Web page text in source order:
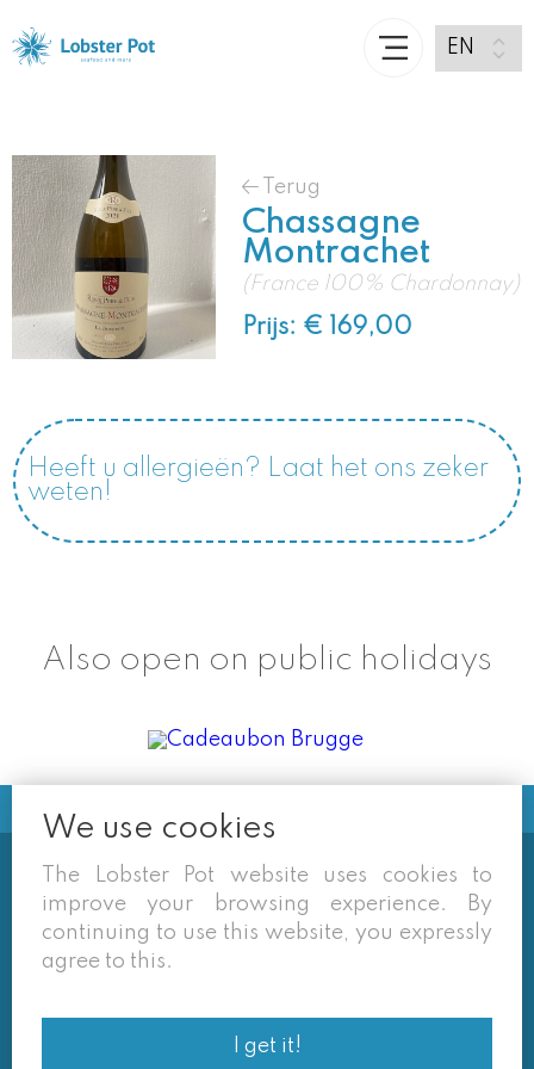
Terug
Chassagne
Montrachet
(France 100% Chardonnay)
Prijs: € 169,00
Heeft u allergieën? Laat het ons zeker
weten!
Also open on public holidays
Soms vermelden derden sites
(google/overzichtssites) een tarief dat niet meer
van toepassing is. Enkel de prijzen op onze eigen
recht voor om ook van daar geafficheerde prijzen
af te wijken.
We use cookies
The Lobster Pot website uses cookies to
improve your browsing experience. By
continuing to use this website, you expressly
agree to this.
I get it!